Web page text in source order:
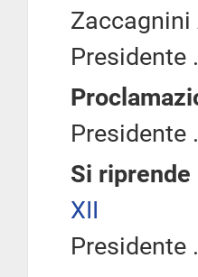
Presidente
Presidente
Si
XII
Presidente